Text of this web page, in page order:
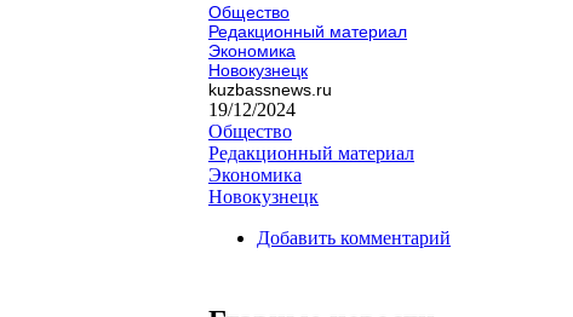
Общество
Редакционный материал
Экономика
Новокузнецк
kuzbassnews.ru
19/12/2024
Общество
Редакционный материал
Экономика
Новокузнецк
Добавить комментарий